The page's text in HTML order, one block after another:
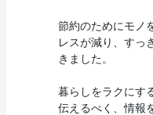
節約のためにモノ
レスが減り、すっ
きました。
暮らしをラクにす
伝えるべく、情報